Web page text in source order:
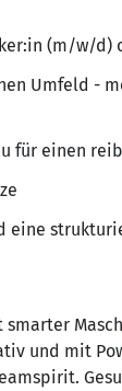
(m/w/
Umfeld -
für einen
eine
und mit